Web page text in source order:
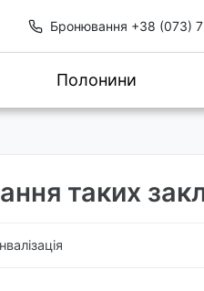
Бронювання +38 (073)
Полонини
таких